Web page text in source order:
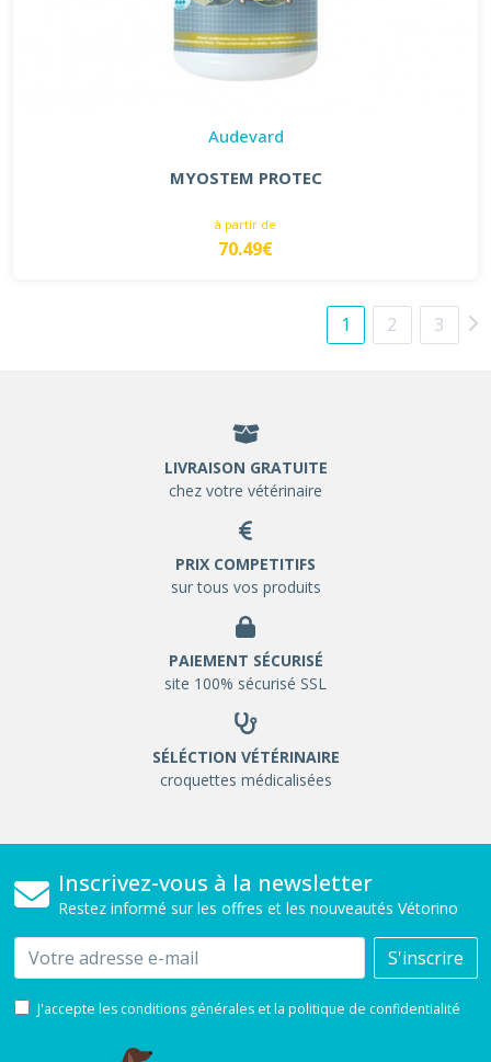
Audevard
MYOSTEM PROTEC
à partir de
70.49€
1 2 3
LIVRAISON GRATUITE
chez votre vétérinaire
PRIX COMPETITIFS
sur tous vos produits
PAIEMENT SÉCURISÉ
site 100% sécurisé SSL
SÉLÉCTION VÉTÉRINAIRE
croquettes médicalisées
Inscrivez-vous à la newsletter
Restez informé sur les offres et les nouveautés Vétorino
Email S'inscrire
J'accepte les conditions générales et la politique de confidentialité